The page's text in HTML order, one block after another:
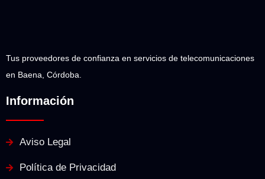
Tus proveedores de confianza en servicios de telecomunicaciones
en Baena, Córdoba.
Información
Aviso Legal
Política de Privacidad